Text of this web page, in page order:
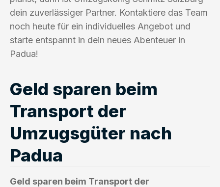
dein zuverlässiger Partner. Kontaktiere das Team
noch heute für ein individuelles Angebot und
starte entspannt in dein neues Abenteuer in
Padua!
Geld sparen beim
Transport der
Umzugsgüter nach
Padua
Geld sparen beim Transport der